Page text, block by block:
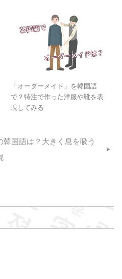
「オーダーメイド」を韓国語
で？特注で作った洋服や靴を表
現してみる
韓国語は？大きく息を吸う